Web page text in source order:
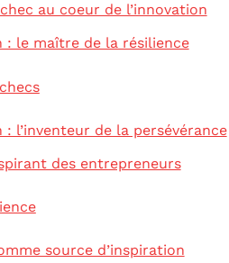
au coeur de l’innovation
: le maître de la résilience
: l’inventeur de la persévérance
des entrepreneurs
source d’inspiration